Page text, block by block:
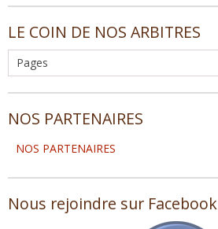
LE COIN DE NOS ARBITRES
NOS PARTENAIRES
NOS PARTENAIRES
Nous rejoindre sur Facebook